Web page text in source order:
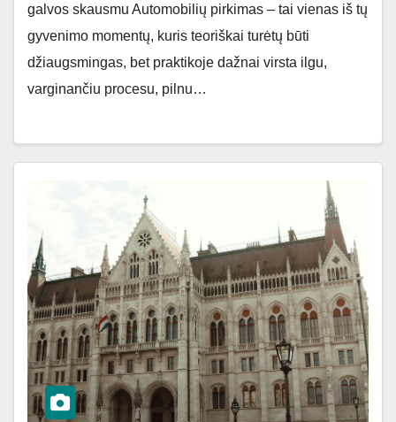
galvos skausmu Automobilių pirkimas – tai vienas iš tų
gyvenimo momentų, kuris teoriškai turėtų būti
džiaugsmingas, bet praktikoje dažnai virsta ilgu,
varginančiu procesu, pilnu…